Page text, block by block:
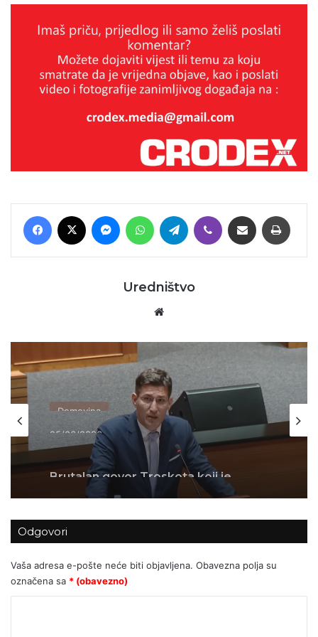
Facebook MessengerWhatsAppTelegram Viber Podijeli putem E-maila
Uredništvo
Domovina
25/06/2026
Brutalan govor Troskota koji je
istinom pokosio HDZ-ovce i ljevicu za
sva vremena
Odgovori
Vaša adresa e-pošte neće biti objavljena. Obavezna polja su
označena sa * (obavezno)